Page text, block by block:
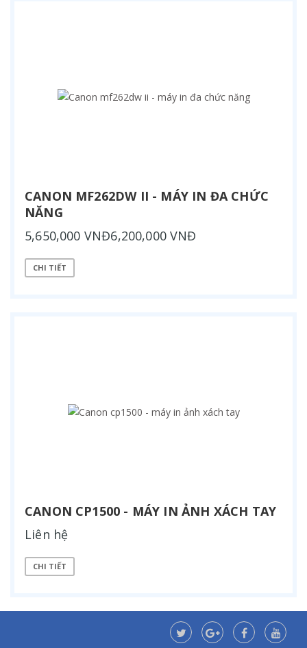
CANON MF262DW II - MÁY IN ĐA CHỨC
NĂNG
5,650,000 VNĐ6,200,000 VNĐ
CHI TIẾT
CANON CP1500 - MÁY IN ẢNH XÁCH TAY
Liên hệ
CHI TIẾT